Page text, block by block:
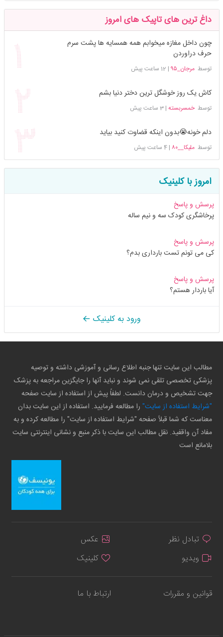
داغ ترین های تاپیک های امروز
چون داخل مغازه میخوابم همه همسایه ها پشت سرم
حرف دراوردن
توسطمرجان_۹۵ | 12 ساعت پیش
کاش یک روز خوشگل ترین دختر دنیا بشم
توسطخمسربسته |3 ساعت پیش
دلم خونه😭بدون اینکه قضاوت کنید بیاید
توسطملیکا__۸۰ |4 ساعت پیش
امروز با کلینیک
پرسش و پاسخ
پرخاشگری کودک سه و نیم ساله
پرسش و پاسخ
کی می تونم تست بارداری بدم؟
پرسش و پاسخ
آیا باردار هستم؟
ورود به کلینیک
مطالب این سایت تنها جنبه اطلاع رسانی و آموزشی داشته و توصیه
پزشکی تخصصی تلقی نمی شوند و نباید آنها را جایگزین مراجعه به پزشک
جهت تشخیص و درمان دانست. لطفاً پیش از استفاده از سایت صفحه
"شرایط استفاده از سایت" را مطالعه فرمایید. استفاده از این سایت بدان
معناست که شما قبلاً صفحه "شرایط استفاده از سایت" را مطالعه کرده و به
مفاد آن واقفید. نقل مطالب این سایت با ذکر منبع و نشانی اینترنتی سایت
بلامانع است
تبادل نظر
عکس
ویدیو
کلینیک
قوانین و مقررات ارتباط با ما